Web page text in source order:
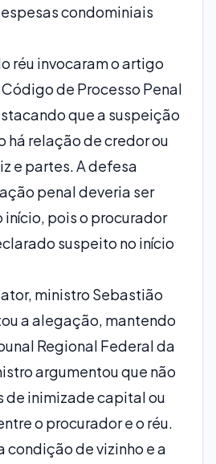
condominiais
réu invocaram o artigo
de Processo Penal
que a suspeição
há relação de credor ou
e partes. A defesa
penal deveria ser
pois o procurador
suspeito no início
ministro Sebastião
a alegação, mantendo
Regional Federal da
argumentou que não
de inimizade capital ou
o procurador e o réu.
condição de vizinho e a